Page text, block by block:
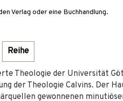
Verlag oder eine Buchhandlung.
Reihe
Theologie der Universität
der Theologie Calvins. Der
gewonnenen